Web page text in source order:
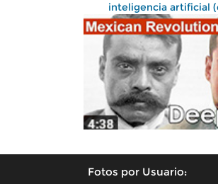
inteligencia artificial
Fotos por Usuario: